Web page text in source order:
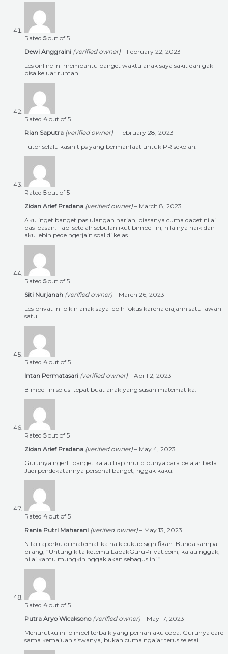
Rated 5out of 5
Dewi Anggraini (verified owner) – February 22, 2023
Les online ini membantu banget waktu anak saya sakit dan gak
bisa keluar rumah.
Rated 4 out of 5
Rian Saputra (verified owner) – February 28, 2023
Tutor selalu kasih tips yang bermanfaat untuk PR sekolah.
Rated 5out of 5
Zidan Arief Pradana (verified owner) – March 8, 2023
Aku inget banget pas ulangan harian, biasanya cuma dapet nilai
pas-pasan. Tapi setelah sebulan ikut bimbel ini, nilainya naik dan
aku lebih pede ngerjain soal di kelas.
Rated 5out of 5
Siti Nurjanah (verified owner) – March 26, 2023
Les privat ini bikin anak saya lebih fokus karena diajarin satu lawan
satu.
Rated 4 out of 5
Intan Permatasari (verified owner) – April 2, 2023
Bimbel ini solusi tepat buat anak yang susah matematika.
Rated 5out of 5
Zidan Arief Pradana (verified owner) – May 4, 2023
Gurunya ngerti banget kalau tiap murid punya cara belajar beda.
Jadi pendekatannya personal banget, nggak kaku.
Rated 4 out of 5
Rania Putri Maharani (verified owner) – May 13, 2023
Nilai raporku di matematika naik cukup signifikan. Bunda sampai
bilang, “Untung kita ketemu LapakGuruPrivat.com, kalau nggak,
nilai kamu mungkin nggak akan sebagus ini.”
Rated 4 out of 5
Putra Aryo Wicaksono (verified owner) – May 17, 2023
Menurutku ini bimbel terbaik yang pernah aku coba. Gurunya care
sama kemajuan siswanya, bukan cuma ngajar terus selesai.